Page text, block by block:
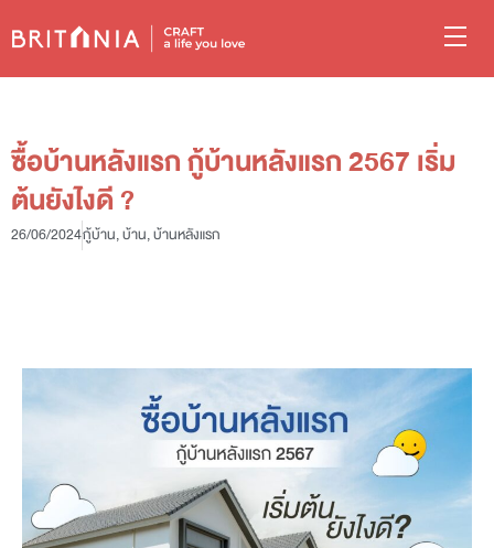
ซื้อบ้านหลังแรก กู้บ้านหลังแรก 2567 เริ่ม
ต้นยังไงดี ?
26/06/2024กู้บ้าน,บ้าน,บ้านหลังแรก